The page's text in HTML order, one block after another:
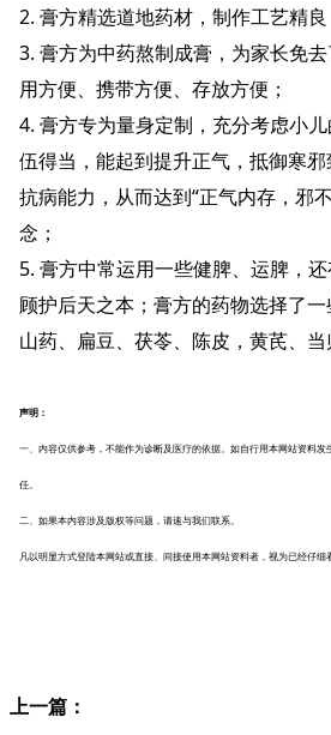
2. 膏方精选道地药材，制作工艺精良
3. 膏方为中药熬制成膏，为家长免
用方便、携带方便、存放方便；
4. 膏方专为量身定制，充分考虑小
伍得当，能起到提升正气，抵御寒
抗病能力，从而达到“正气内存，邪
念；
5. 膏方中常运用一些健脾、运脾，
顾护后天之本；膏方的药物选择了
山药、扁豆、茯苓、陈皮，黄芪、当
声明：
一、内容仅供参考，不能作为诊断及医疗的依据。如自行用本网站资料
任。
二、如果本内容涉及版权等问题，请速与我们联系。
凡以明显方式登陆本网站或直接、间接使用本网站资料者，视为已经仔细
上一篇：